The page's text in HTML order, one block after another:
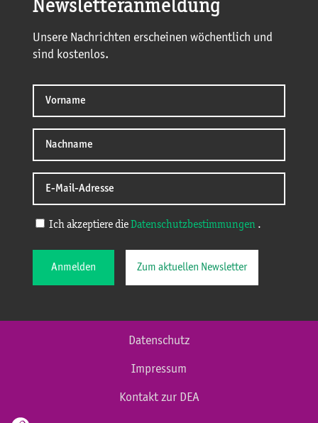
Newsletteranmeldung
Unsere Nachrichten erscheinen wöchentlich und
sind kostenlos.
Ich akzeptiere die Datenschutzbestimmungen .
Anmelden Zum aktuellen Newsletter
Datenschutz
Impressum
Kontakt zur DEA